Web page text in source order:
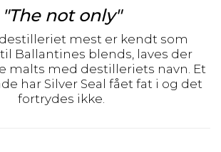
"The not only"
mest er kendt som
Ballantines blends, laves der
malts med destilleriets navn. Et
har Silver Seal fået fat i og det
fortrydes ikke.